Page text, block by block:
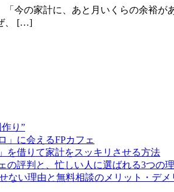
「今の家計に、あと月いくらの余裕
、 […]
り”
」に会えるFPカフェ
を借りて家計をスッキリさせる方法
の評判と、忙しい人に選ばれる3つの
ない理由と無料相談のメリット・デメ